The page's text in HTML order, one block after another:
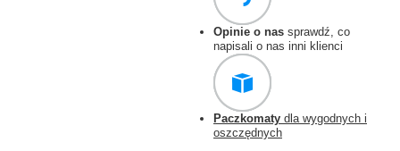
Opinie o nas sprawdź, co
napisali o nas inni klienci
Paczkomaty dla wygodnych i
oszczędnych